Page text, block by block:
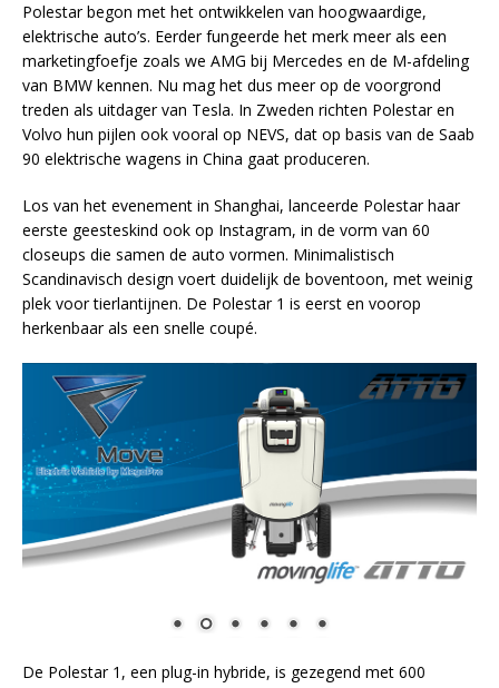
Polestar begon met het ontwikkelen van hoogwaardige,
elektrische auto’s. Eerder fungeerde het merk meer als een
marketingfoefje zoals we AMG bij Mercedes en de M-afdeling
van BMW kennen. Nu mag het dus meer op de voorgrond
treden als uitdager van Tesla. In Zweden richten Polestar en
Volvo hun pijlen ook vooral op NEVS, dat op basis van de Saab
90 elektrische wagens in China gaat produceren.
Los van het evenement in Shanghai, lanceerde Polestar haar
eerste geesteskind ook op Instagram, in de vorm van 60
closeups die samen de auto vormen. Minimalistisch
Scandinavisch design voert duidelijk de boventoon, met weinig
plek voor tierlantijnen. De Polestar 1 is eerst en voorop
herkenbaar als een snelle coupé.
De Polestar 1, een plug-in hybride, is gezegend met 600